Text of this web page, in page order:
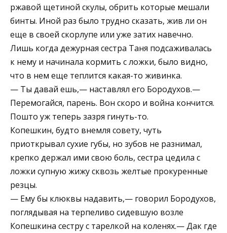
ржавой щетиной скулы, обрить которые мешали
бинты. Иной раз было трудно сказать, жив ли он
еще в своей скорлупе или уже затих навечно.
Лишь когда дежурная сестра Таня подсаживалась
к нему и начинала кормить с ложки, было видно,
что в нем еще теплится какая-то живинка.
— Ты давай ешь,— наставлял его Бородухов.—
Перемогайся, парень. Вон скоро и война кончится.
Пошто уж теперь зазря гинуть-то.
Копешкин, будто внемля совету, чуть
приоткрывал сухие губы, но зубов не разнимал,
крепко держал ими свою боль, сестра цедила с
ложки супную жижу сквозь желтые прокуренные
резцы.
— Ему бы клюквы надавить,— говорил Бородухов,
поглядывая на терпеливо сидевшую возле
Копешкина сестру с тарелкой на коленях.— Дак где